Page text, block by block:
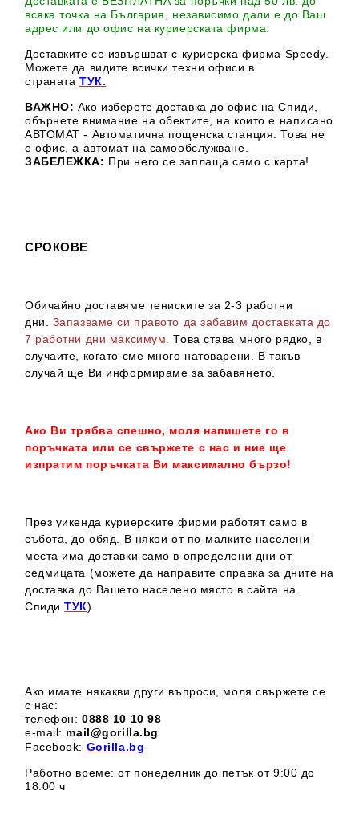
всяка точка на България, независимо дали е до Ваш
адрес или до офис на куриерската фирма.
Доставките се извършват с куриерска фирма Speedy.
Можете да видите всички техни офиси в
страната ТУК.
ВАЖНО: Ако изберете доставка до офис на Спиди,
обърнете внимание на обектите, на които е написано
АВТОМАТ - Автоматична пощенска станция. Това не
е офис, а автомат на самообслужване.
ЗАБЕЛЕЖКА: При него се заплаща само с карта!
СРОКОВЕ
Обичайно доставяме тениските за 2-3 работни
дни. Запазваме си правото да забавим доставката до
7 работни дни максимум.
Това става много рядко, в
случаите, когато сме много натоварени. В такъв
случай ще Ви информираме за забавянето.
Ако Ви трябва спешно, моля напишете го в
поръчката или се свържете с нас и ние ще
изпратим поръчката Ви максимално бързо!
През уикенда куриерските фирми работят само в
събота, до обяд. В някои от по-малките населени
места има доставки само в определени дни от
седмицата (можете да направите справка за дните на
доставка до Вашето населено място в сайта на
СпидиТУК).
Ако имате някакви други въпроси, моля свържете се
с нас:
телефон:0888 10 10 98
e-mail: mail@gorilla.bg
Facebook: Gorilla.bg
Работно време: от понеделник до петък от 9:00 до
18:00 ч